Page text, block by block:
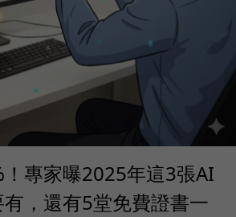
專家曝2025年這3張AI
，還有5堂免費證書一